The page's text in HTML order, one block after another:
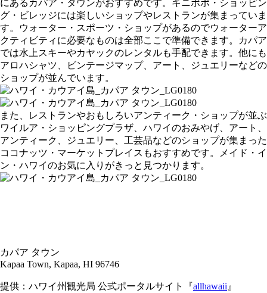
にあるカパア・タウンがおすすめです。キニポポ・ショッピン
グ・ビレッジには楽しいショップやレストランが集まっていま
す。ウォーター・スポーツ・ショップがあるのでウォーターア
クティビティに必要なものは全部ここで準備できます。カパア
では水上スキーやカヤックのレンタルも手配できます。他にも
アロハシャツ、ビンテージマップ、アート、ジュエリーなどの
ショップが並んでいます。
また、レストランやおもしろいアンティーク・ショップが並ぶ
ワイルア・ショッピングプラザ、ハワイのおみやげ、アート、
アンティーク、ジュエリー、工芸品などのショップが集まった
ココナッツ・マーケットプレイスもおすすめです。メイド・イ
ン・ハワイのお気に入りがきっと見つかります。
カパア タウン
Kapaa Town, Kapaa, HI 96746
提供：ハワイ州観光局 公式ポータルサイト『allhawaii 』